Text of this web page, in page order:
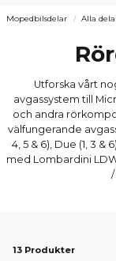
Mopedbilsdelar Alla
Utforska vårt
avgassystem till
och andra
välfungerande
4, 5 & 6), Due (1, 3 &
med Lombardini
13 Produkter